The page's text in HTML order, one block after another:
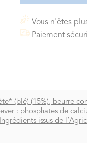
Vous n'êtes
Paiement
(blé) (15%), beurre
: phosphates de
issus de